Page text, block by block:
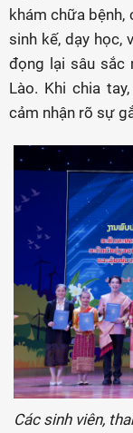
khám chữa
sinh kế, dạy học,
đọng lại sâu sắc
Lào. Khi chia
cảm nhận rõ sự
Các sinh viên,